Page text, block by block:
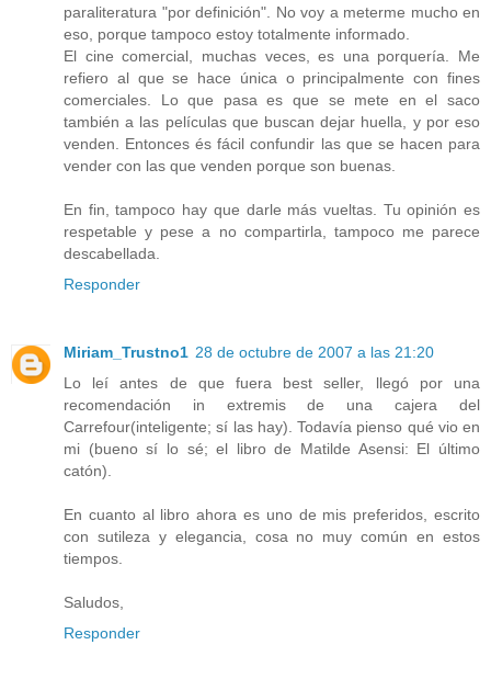
paraliteratura "por definición". No voy a meterme mucho en
eso, porque tampoco estoy totalmente informado.
El cine comercial, muchas veces, es una porquería. Me
refiero al que se hace única o principalmente con fines
comerciales. Lo que pasa es que se mete en el saco
también a las películas que buscan dejar huella, y por eso
venden. Entonces és fácil confundir las que se hacen para
vender con las que venden porque son buenas.
En fin, tampoco hay que darle más vueltas. Tu opinión es
respetable y pese a no compartirla, tampoco me parece
descabellada.
Responder
Miriam_Trustno1 28 de octubre de 2007 a las 21:20
Lo leí antes de que fuera best seller, llegó por una
recomendación in extremis de una cajera del
Carrefour(inteligente; sí las hay). Todavía pienso qué vio en
mi (bueno sí lo sé; el libro de Matilde Asensi: El último
catón).
En cuanto al libro ahora es uno de mis preferidos, escrito
con sutileza y elegancia, cosa no muy común en estos
tiempos.
Saludos,
Responder